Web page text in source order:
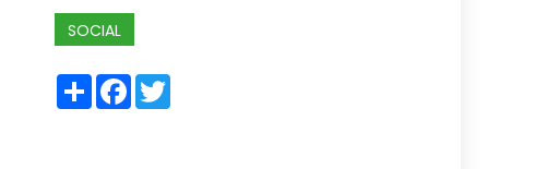
SOCIAL
ShareFacebook